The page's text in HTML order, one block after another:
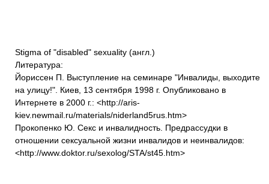
Stigma of "disabled" sexuality (англ.)
Литература:
Йориссен П. Выступление на семинаре "Инвалиды, выходите
на улицу!". Киев, 13 сентября 1998 г. Опубликовано в
Интернете в 2000 г.: <http://aris-
kiev.newmail.ru/materials/niderland5rus.htm>
Прокопенко Ю. Секс и инвалидность. Предрассудки в
отношении сексуальной жизни инвалидов и неинвалидов:
<http://www.doktor.ru/sexolog/STA/st45.htm>